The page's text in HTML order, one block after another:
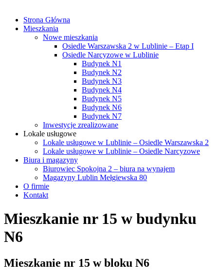
Strona Główna
Mieszkania
Nowe mieszkania
Osiedle Warszawska 2 w Lublinie – Etap I
Osiedle Narcyzowe w Lublinie
Budynek N1
Budynek N2
Budynek N3
Budynek N4
Budynek N5
Budynek N6
Budynek N7
Inwestycje zrealizowane
Lokale usługowe
Lokale usługowe w Lublinie – Osiedle Warszawska 2
Lokale usługowe w Lublinie – Osiedle Narcyzowe
Biura i magazyny
Biurowiec Spokojna 2 – biura na wynajem
Magazyny Lublin Mełgiewska 80
O firmie
Kontakt
Mieszkanie nr 15 w budynku
N6
Mieszkanie nr 15 w bloku N6